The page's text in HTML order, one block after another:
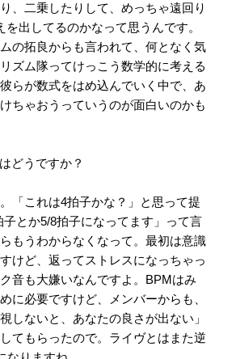
、二乗したりして、めっちゃ遠回り
を出してるのかなって思うんです。
の拓良からも言われて、何となく気
ズム隊ってけっこう数学的に考える
らが数式をはめ込んでいく中で、あ
ちゃおうっていうのが面白いのかも
どうですか？
「これは4拍子かな？」と思って提
子とか5/8拍子になってます」って言
もうわからなくなって。最初は意識
けど、返ってストレスになっちゃっ
音も大嫌いなんですよ。BPMはみ
に必要ですけど、メンバーからも、
しないと、あなたの良さが出ない」
てもらったので。ライヴとはまた逆